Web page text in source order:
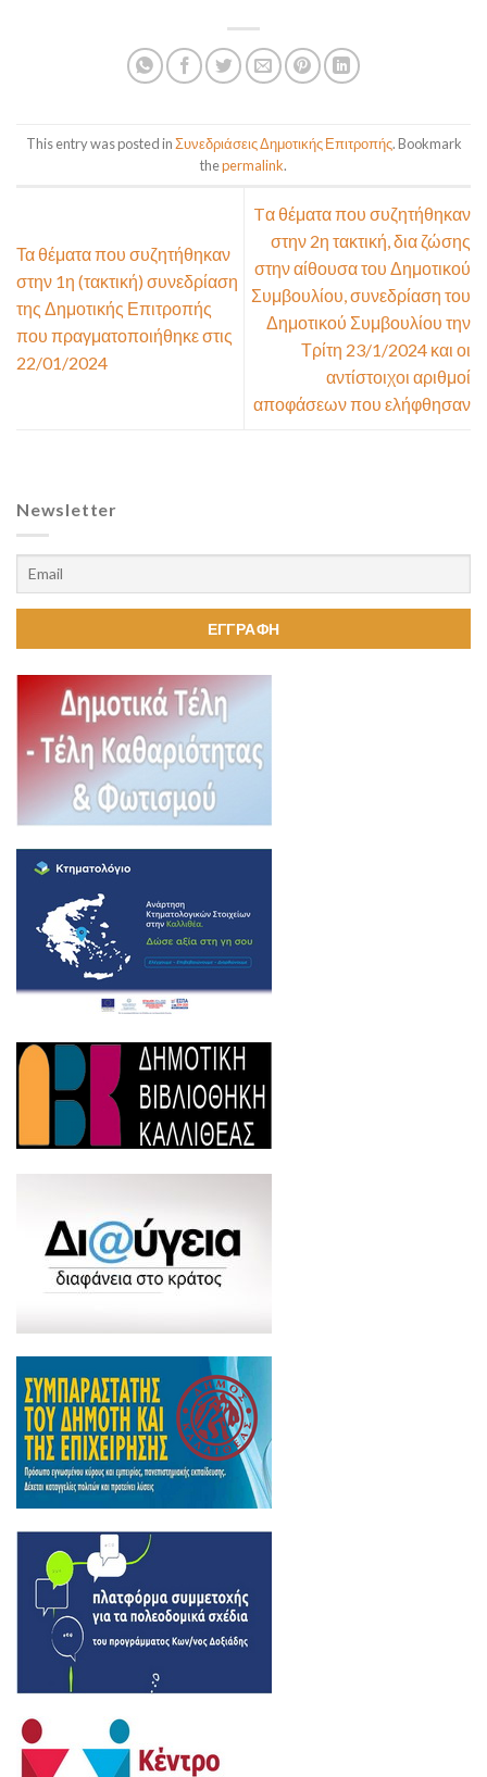
This entry was posted inΣυνεδριάσεις Δημοτικής Επιτροπής. Bookmark
thepermalink.
Τα θέματα που συζητήθηκαν
στην 1η (τακτική) συνεδρίαση
της Δημοτικής Επιτροπής
που πραγματοποιήθηκε στις
22/01/2024
Tα θέματα που συζητήθηκαν
στην 2η τακτική, δια ζώσης
στην αίθουσα του Δημοτικού
Συμβουλίου, συνεδρίαση του
Δημοτικού Συμβουλίου την
Τρίτη 23/1/2024 και οι
αντίστοιχοι αριθμοί
αποφάσεων που ελήφθησαν
Newsletter